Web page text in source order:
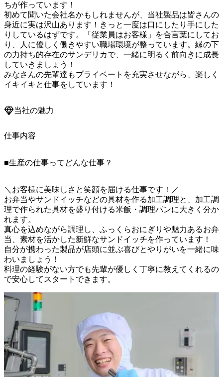
ちが作っています！
初めて聞いた会社名かもしれませんが、当社製品は皆さんの
身近に実は沢山あります！きっと一度は口にしたり手にした
りしているはずです。「従業員はお客様」を合言葉にしてお
り、人に優しく働きやすい職場環境が整っています。縁の下
の力持ち的存在のサンデリカで、一緒に明るく前向きに成長
していきましょう！
みなさんの先輩達もプライベートを充実させながら、楽しく
イキイキと仕事をしています！
当社の魅力
仕事内容
■生産の仕事ってどんな仕事？
＼お客様に美味しさと笑顔を届ける仕事です！／
お弁当やサンドイッチなどの具材を作る加工調理と、加工調
理で作られた具材を盛り付ける米飯・調理パンに大きく分か
れます。
真心を込めながら調理し、ふっくらおにぎりや魅力あるお弁
当、素材を活かした新鮮なサンドイッチを作っています！
自分が携わった製品が店頭に並ぶ喜びとやりがいを一緒に味
わいましょう！
料理の経験がない方でも先輩が優しく丁寧に教えてくれるの
で安心してスタートできます。